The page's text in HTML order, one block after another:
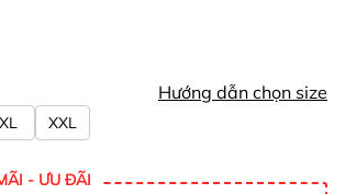
Hướng dẫn chọn size
XL XXL
- ƯU ĐÃI